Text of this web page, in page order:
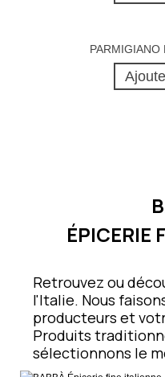
ÉPICERIE
Retrouvez ou
l'Italie. Nous
producteurs et
Produits
sélectionnons le